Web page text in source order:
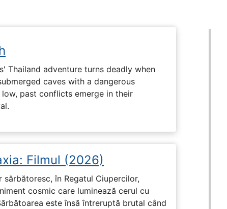
Thailand adventure turns deadly when
caves with a dangerous
past conflicts emerge in their
Filmul (2026)
în Regatul Ciupercilor,
cosmic care luminează cerul cu
este însă întreruptă brutal când